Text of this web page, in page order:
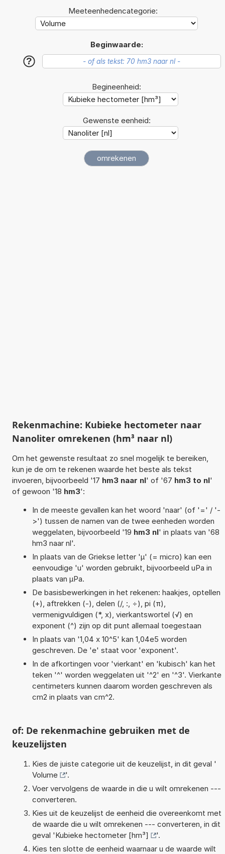
Meeteenhedencategorie:
Beginwaarde:
?
Begineenheid:
Gewenste eenheid:
Rekenmachine: Kubieke hectometer naar
Nanoliter omrekenen (hm³ naar nl)
Om het gewenste resultaat zo snel mogelijk te bereiken,
kun je de om te rekenen waarde het beste als tekst
invoeren, bijvoorbeeld '17 hm3 naar nl' of '67 hm3 to nl'
of gewoon '18 hm3':
In de meeste gevallen kan het woord 'naar' (of '=' / '-
>') tussen de namen van de twee eenheden worden
weggelaten, bijvoorbeeld '19 hm3 nl' in plaats van '68
hm3 naar nl'.
In plaats van de Griekse letter 'µ' (= micro) kan een
eenvoudige 'u' worden gebruikt, bijvoorbeeld uPa in
plaats van µPa.
De basisbewerkingen in het rekenen: haakjes, optellen
(+), aftrekken (-), delen (/, :, ÷), pi (π),
vermenigvuldigen (*, x), vierkantswortel (√) en
exponent (^) zijn op dit punt allemaal toegestaan
In plaats van '1,04 x 10^5' kan 1,04e5 worden
geschreven. De 'e' staat voor 'exponent'.
In de afkortingen voor 'vierkant' en 'kubisch' kan het
teken '^' worden weggelaten uit '^2' en '^3'. Vierkante
centimeters kunnen daarom worden geschreven als
cm2 in plaats van cm^2.
of: De rekenmachine gebruiken met de
keuzelijsten
Kies de juiste categorie uit de keuzelijst, in dit geval '
Volume
'.
Voer vervolgens de waarde in die u wilt omrekenen ---
converteren.
Kies uit de keuzelijst de eenheid die overeenkomt met
de waarde die u wilt omrekenen --- converteren, in dit
geval 'Kubieke hectometer [hm³]
'.
Kies ten slotte de eenheid waarnaar u de waarde wilt